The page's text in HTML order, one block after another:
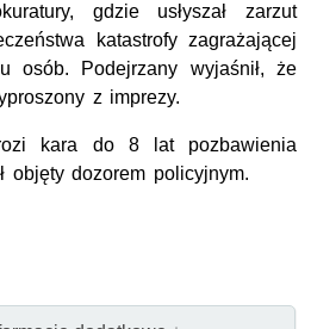
gdzie usłyszał zarzut
katastrofy zagrażającej
osób. Podejrzany wyjaśnił, że
z imprezy.
kara do 8 lat pozbawienia
objęty dozorem policyjnym.